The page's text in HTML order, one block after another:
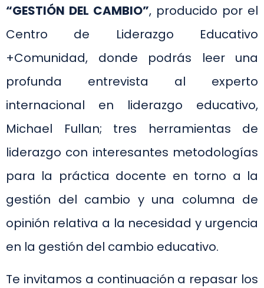
“GESTIÓN DEL CAMBIO”, producido por el
Centro de Liderazgo Educativo
+Comunidad, donde podrás leer una
profunda entrevista al experto
internacional en liderazgo educativo,
Michael Fullan; tres herramientas de
liderazgo con interesantes metodologías
para la práctica docente en torno a la
gestión del cambio y una columna de
opinión relativa a la necesidad y urgencia
en la gestión del cambio educativo.
Te invitamos a continuación a repasar los